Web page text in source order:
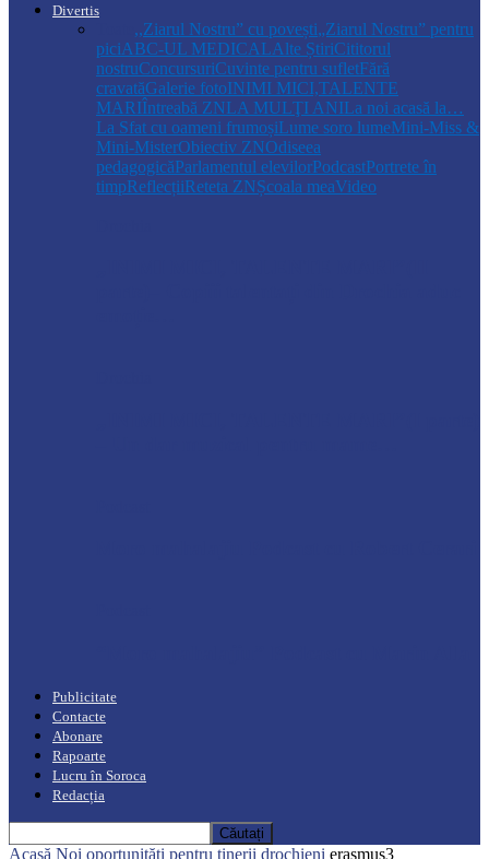
Divertis
,,Ziarul Nostru” cu povești„Ziarul Nostru” pentru
piciABC-UL MEDICALAlte ȘtiriCititorul
nostruConcursuriCuvinte pentru sufletFără
cravatăGalerie fotoINIMI MICI,TALENTE
MARIÎntreabă ZNLA MULŢI ANILa noi acasă la…
La Sfat cu oameni frumoșiLume soro lumeMini-Miss &
Mini-MisterObiectiv ZNOdiseea
pedagogicăParlamentul elevilorPodcastPortrete în
timpReflecțiiReteta ZNȘcoala meaVideo
Publicitate
Contacte
Abonare
Rapoarte
Lucru în Soroca
Redacția
Acasă Noi oportunități pentru tinerii drochieni erasmus3